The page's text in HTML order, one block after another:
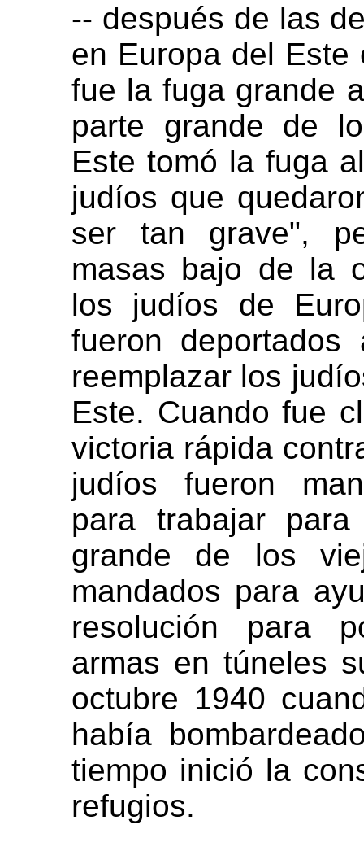
-- después de las
en Europa del
fue la fuga grande
parte grande de
Este tomó la fuga
judíos que
ser tan grave",
masas bajo de la
los judíos de
fueron
reemplazar los
Este. Cuando fue
victoria rápida
judíos fueron
para trabajar
grande de los
mandados para
resolución para
armas en túneles
octubre 1940
había
tiempo inició la
refugios.